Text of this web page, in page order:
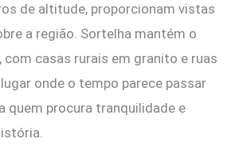
de altitude, proporcionam vistas
a região. Sortelha mantém o
com casas rurais em granito e ruas
onde o tempo parece passar
quem procura tranquilidade e